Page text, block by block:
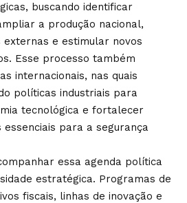
buscando identificar
a produção nacional,
externas e estimular novos
Esse processo também
internacionais, nas quais
políticas industriais para
tecnológica e fortalecer
para a segurança
essa agenda política
estratégica. Programas de
fiscais, linhas de inovação e